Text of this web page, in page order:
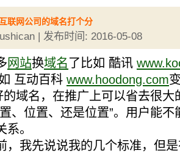
联网公司的域名打个分
| 发布时间: 2016-05-08
网站换域名了比如 酷讯
互动百科 www.hoodong.com
的域名，在推广上可以省去很大
、位置、还是位置”。用户能
。
我先说说我的几个标准，但是